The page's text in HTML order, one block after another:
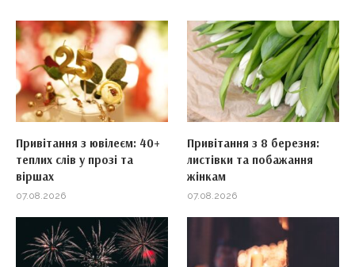
Привітання з ювілеєм: 40+
теплих слів у прозі та
віршах
07.08.2026
Привітання з 8 березня:
листівки та побажання
жінкам
07.08.2026